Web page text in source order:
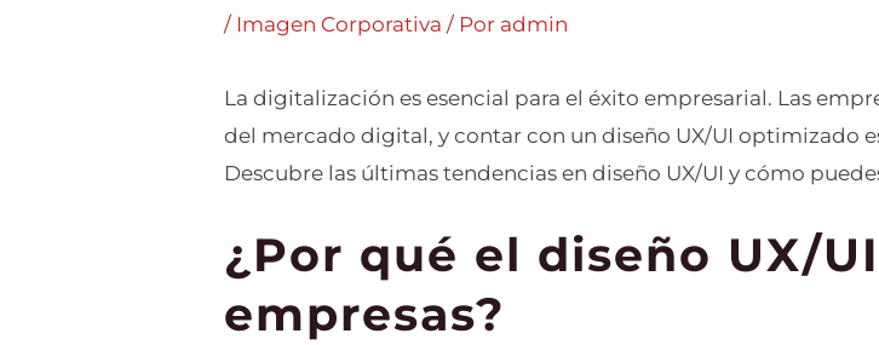
/ Imagen Corporativa / Por admin
La digitalización es esencial para el éxito empresarial. Las
del mercado digital, y contar con un diseño UX/UI optimizado
Descubre las últimas tendencias en diseño UX/UI y cómo
¿Por qué el diseño UX/
empresas?